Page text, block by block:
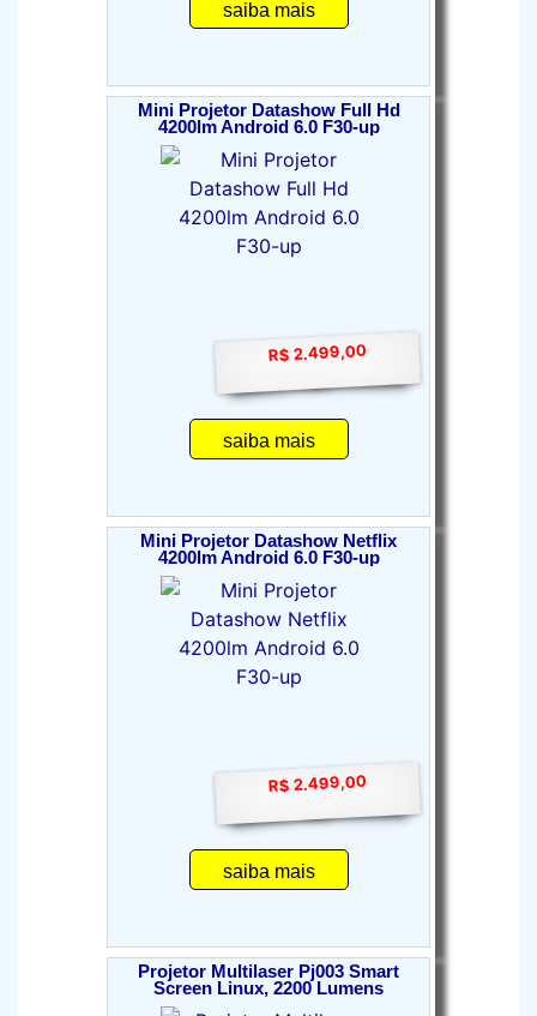
saiba mais
Mini Projetor Datashow Full Hd
4200lm Android 6.0 F30-up
R$ 2.499,00
saiba mais
Mini Projetor Datashow Netflix
4200lm Android 6.0 F30-up
R$ 2.499,00
saiba mais
Projetor Multilaser Pj003 Smart
Screen Linux, 2200 Lumens